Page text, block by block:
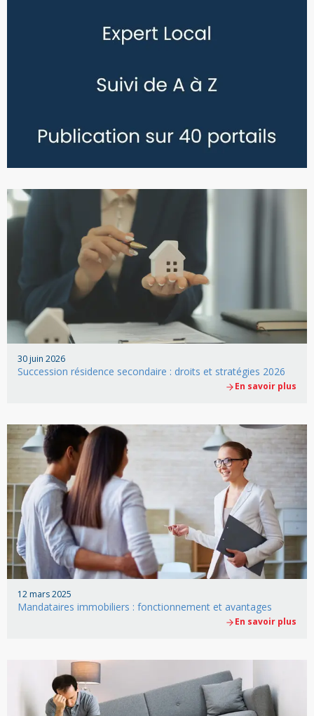
30 juin 2026
Succession résidence secondaire : droits et stratégies 2026
En savoir plus
12 mars 2025
Mandataires immobiliers : fonctionnement et avantages
En savoir plus